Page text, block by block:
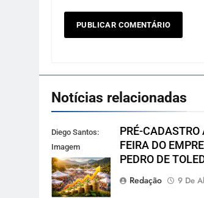
Notícias relacionadas
Diego Santos:
Imagem
reprodução
gerada por IA
PRÉ-CADASTRO
FEIRA DO
PEDRO DE
Redação
9 De